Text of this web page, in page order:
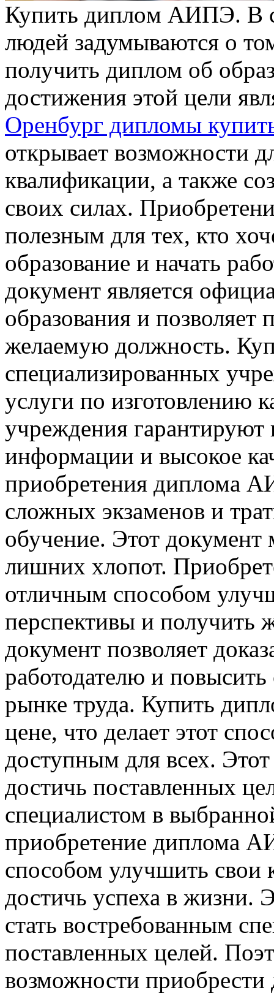
Купить диплoм AИПЭ. В
людей задумываются о
получить диплом об
достижения этой цели
Оренбург дипломы
открывает возможности
квалификации, а также
своих силах.
полезным для тех, кто
образование и начать
документ является
образования и позволяет
желаемую должность.
специализированных
услуги по изготовлению
учреждения гарантируют
информации и высокое
приобретения диплома
сложных экзаменов и
обучение. Этот
лишних хлопот.
отличным способом
перспективы и получить
документ позволяет
работодателю и
рынке труда. Купить
цене, что делает этот
доступным для всех.
достичь поставленных
специалистом в
приобретение диплома
способом улучшить свои
достичь успеха в жизни.
стать востребованным
поставленных целей.
возможности